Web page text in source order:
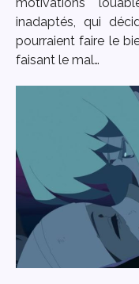
inadaptés, qui
pourraient faire le
faisant le mal…